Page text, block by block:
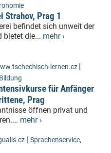
Strahov, Prag 1
befindet sich unweit der
bietet die... mehr ›
lernen.cz |
Bildung
für Anfänger
Prag
öffnen privat und
mehr ›
| Sprachenservice,